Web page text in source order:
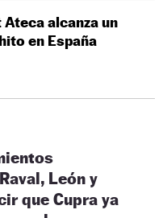
Ateca alcanza un
en España
León y
que Cupra ya